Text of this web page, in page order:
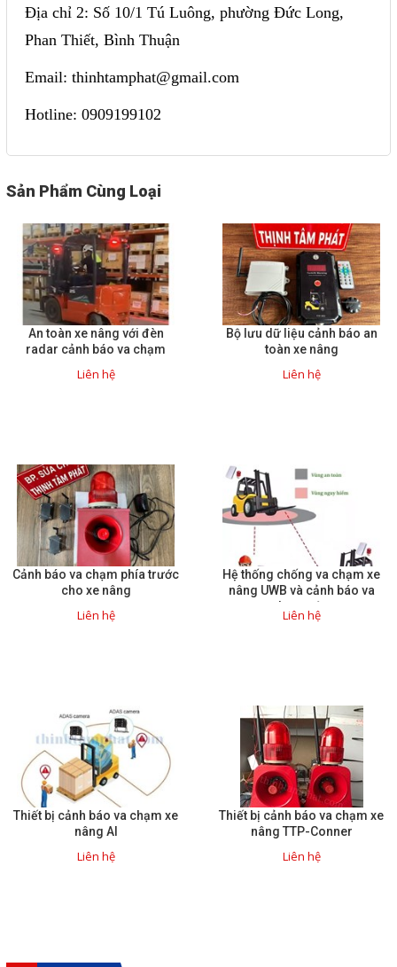
Địa chỉ 2: Số 10/1 Tú Luông, phường Đức Long,
Phan Thiết, Bình Thuận
Email: thinhtamphat@gmail.com
Hotline: 0909199102
Sản Phẩm Cùng Loại
An toàn xe nâng với đèn
radar cảnh báo va chạm
Liên hệ
Bộ lưu dữ liệu cảnh báo an
toàn xe nâng
Liên hệ
Cảnh báo va chạm phía trước
cho xe nâng
Liên hệ
Hệ thống chống va chạm xe
nâng UWB và cảnh báo va
chạm sớm
Liên hệ
Thiết bị cảnh báo va chạm xe
nâng AI
Liên hệ
Thiết bị cảnh báo va chạm xe
nâng TTP-Conner
Liên hệ